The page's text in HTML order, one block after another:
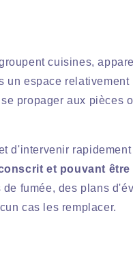
cuisines,
un espace
propager aux pièces
d'intervenir
et pouvant être
fumée, des plans
cas les remplacer.